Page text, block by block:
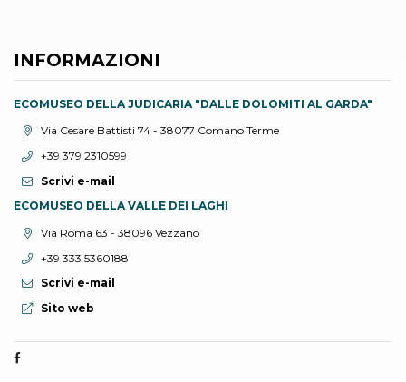
INFORMAZIONI
ECOMUSEO DELLA JUDICARIA "DALLE DOLOMITI AL GARDA"
Località:Via Cesare Battisti 74 - 38077 Comano Terme
Telefono:
+39 379 2310599
Scrivi e-mail
ECOMUSEO DELLA VALLE DEI LAGHI
Località:Via Roma 63 - 38096 Vezzano
Telefono:
+39 333 5360188
Scrivi e-mail
Sito web:
Sito web